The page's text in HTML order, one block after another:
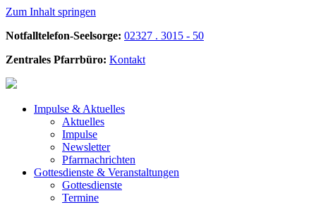
Zum Inhalt springen
Notfalltelefon-Seelsorge: 02327 . 3015 - 50
Zentrales Pfarrbüro: Kontakt
Impulse & Aktuelles
Aktuelles
Impulse
Newsletter
Pfarrnachrichten
Gottesdienste & Veranstaltungen
Gottesdienste
Termine